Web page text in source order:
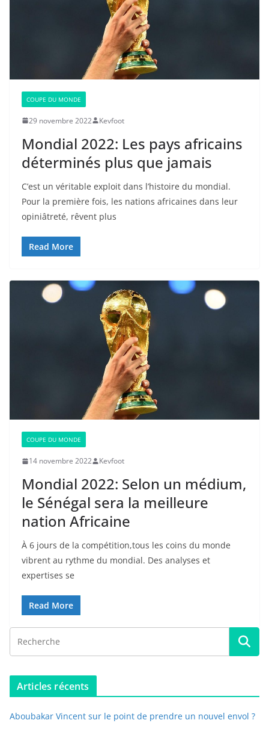
COUPE DU MONDE
29 novembre 2022 Kevfoot
Mondial 2022: Les pays africains
déterminés plus que jamais
C’est un véritable exploit dans l’histoire du mondial.
Pour la première fois, les nations africaines dans leur
opiniâtreté, rêvent plus
Read More
COUPE DU MONDE
14 novembre 2022 Kevfoot
Mondial 2022: Selon un médium,
le Sénégal sera la meilleure
nation Africaine
À 6 jours de la compétition,tous les coins du monde
vibrent au rythme du mondial. Des analyses et
expertises se
Read More
Articles récents
Aboubakar Vincent sur le point de prendre un nouvel envol ?